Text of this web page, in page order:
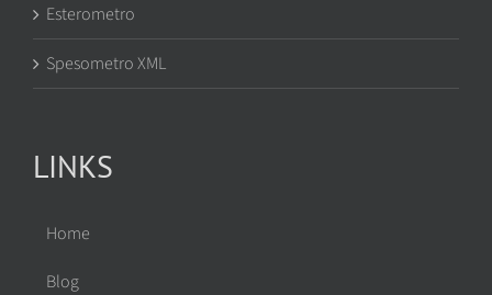
Esterometro
Spesometro XML
LINKS
Home
Blog